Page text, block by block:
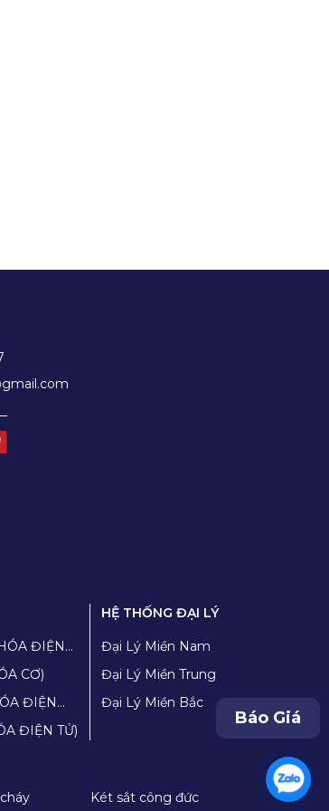
ĐIỆN
CƠ)
YUNOS YNS-61E ( KHÓA ĐIỆN TỬ)
HỆ THỐNG ĐẠI LÝ
Đại Lý Miền Nam
Đại Lý Miền Trung
Đại Lý Miền Bắc
Két sắt công đức
Báo Giá